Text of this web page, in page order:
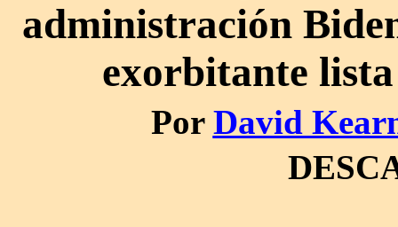
administración
exorbitante lista
Por David